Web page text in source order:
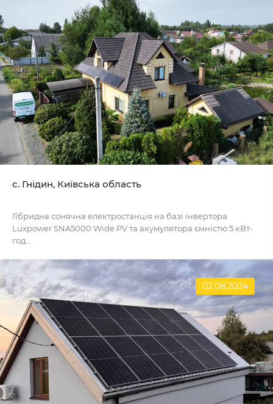
с. Гнідин, Київська область
Гібридна сонячна електростанція на базі інвертора
Luxpower SNA5000 Wide PV та акумулятора ємністю 5 кВт-
год...
02.08.2024